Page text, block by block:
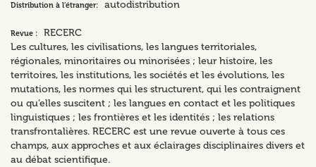
Distribution à l’étranger: autodistribution
Revue :
RECERC
Les cultures, les civilisations, les langues territoriales,
régionales, minoritaires ou minorisées ; leur histoire, les
territoires, les institutions, les sociétés et les évolutions, les
mutations, les normes qui les structurent, qui les contraignent
ou qu’elles suscitent ; les langues en contact et les politiques
linguistiques ; les frontières et les identités ; les relations
transfrontalières. RECERC est une revue ouverte à tous ces
champs, aux approches et aux éclairages disciplinaires divers et
au débat scientifique.